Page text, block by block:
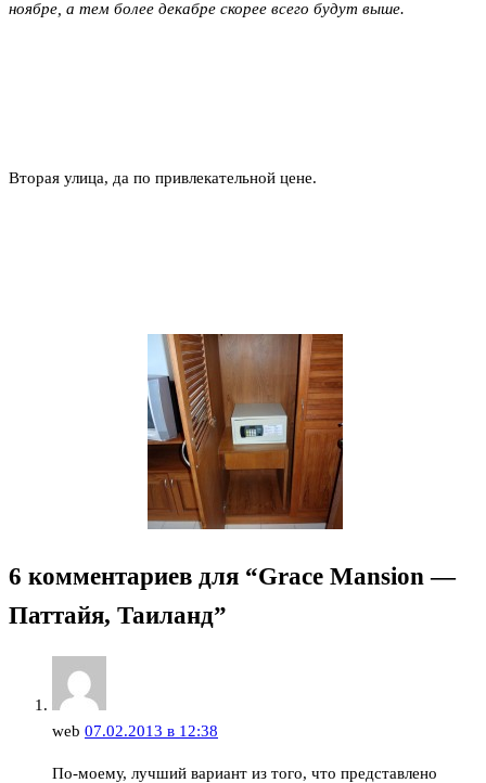
ноябре, а тем более декабре скорее всего будут выше.
Вторая улица, да по привлекательной цене.
6 комментариев для “Grace Mansion —
Паттайя, Таиланд”
web 07.02.2013 в 12:38
По-моему, лучший вариант из того, что представлено